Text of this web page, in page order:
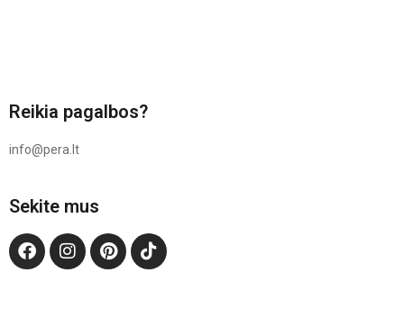
Reikia pagalbos?
info@pera.lt
Sekite mus